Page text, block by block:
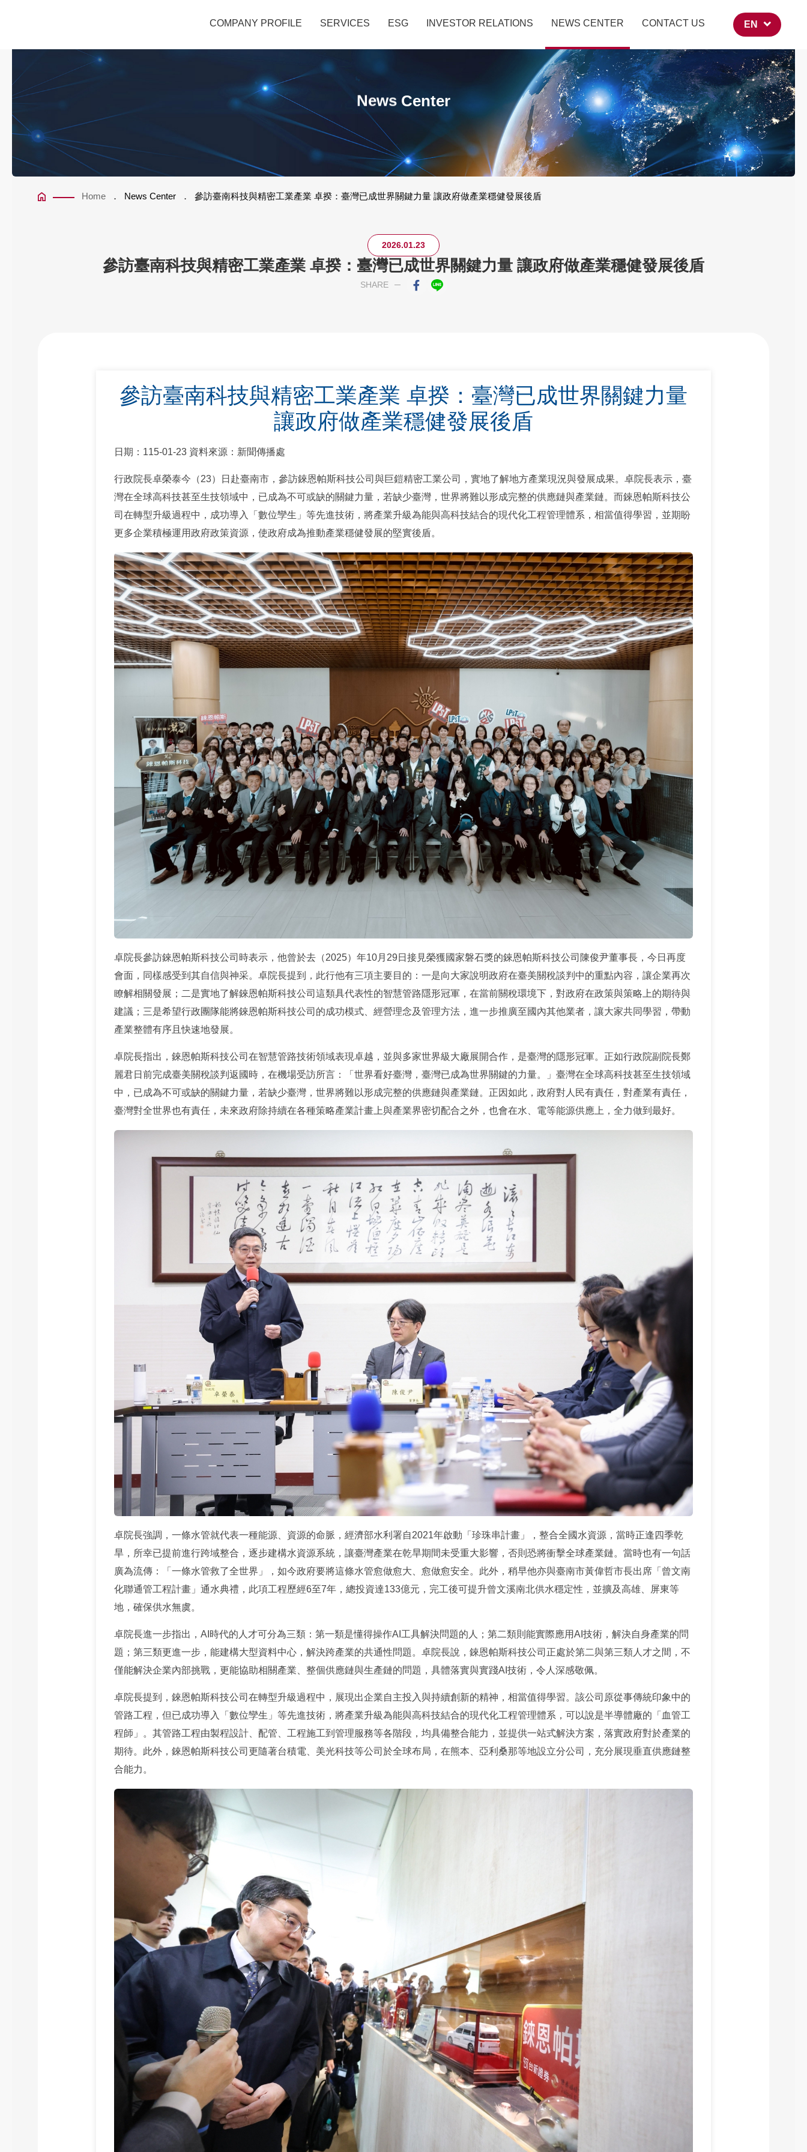
COMPANY PROFILE SERVICES ESG INVESTOR RELATIONS NEWS CENTER CONTACT US EN
參訪臺南科技與精密工業產業 卓揆：臺灣已成世界關鍵力量 讓政府做產業穩健發
News Center
Home News Center 參訪臺南科技與精密工業產業 卓揆：臺灣已成世界關鍵力量 讓政府做產業穩健發展後盾
2026.01.23
參訪臺南科技與精密工業產業 卓揆：臺灣已成世界關鍵力量 讓政府做產業穩健發展後盾
SHARE
參訪臺南科技與精密工業產業 卓揆：臺灣已成世界關鍵力量
讓政府做產業穩健發展後盾
日期：115-01-23 資料來源：新聞傳播處
行政院長卓榮泰今（23）日赴臺南市，參訪錸恩帕斯科技公司與巨鎧精密工業公司，實地了解地方產業現況與發展成果。卓院長表示，臺
灣在全球高科技甚至生技領域中，已成為不可或缺的關鍵力量，若缺少臺灣，世界將難以形成完整的供應鏈與產業鏈。而錸恩帕斯科技公
司在轉型升級過程中，成功導入「數位孿生」等先進技術，將產業升級為能與高科技結合的現代化工程管理體系，相當值得學習，並期盼
更多企業積極運用政府政策資源，使政府成為推動產業穩健發展的堅實後盾。
卓院長參訪錸恩帕斯科技公司時表示，他曾於去（2025）年10月29日接見榮獲國家磐石獎的錸恩帕斯科技公司陳俊尹董事長，今日再度
會面，同樣感受到其自信與神采。卓院長提到，此行他有三項主要目的：一是向大家說明政府在臺美關稅談判中的重點內容，讓企業再次
瞭解相關發展；二是實地了解錸恩帕斯科技公司這類具代表性的智慧管路隱形冠軍，在當前關稅環境下，對政府在政策與策略上的期待與
建議；三是希望行政團隊能將錸恩帕斯科技公司的成功模式、經營理念及管理方法，進一步推廣至國內其他業者，讓大家共同學習，帶動
產業整體有序且快速地發展。
卓院長指出，錸恩帕斯科技公司在智慧管路技術領域表現卓越，並與多家世界級大廠展開合作，是臺灣的隱形冠軍。正如行政院副院長鄭
麗君日前完成臺美關稅談判返國時，在機場受訪所言：「世界看好臺灣，臺灣已成為世界關鍵的力量。」臺灣在全球高科技甚至生技領域
中，已成為不可或缺的關鍵力量，若缺少臺灣，世界將難以形成完整的供應鏈與產業鏈。正因如此，政府對人民有責任，對產業有責任，
臺灣對全世界也有責任，未來政府除持續在各種策略產業計畫上與產業界密切配合之外，也會在水、電等能源供應上，全力做到最好。
卓院長強調，一條水管就代表一種能源、資源的命脈，經濟部水利署自2021年啟動「珍珠串計畫」，整合全國水資源，當時正逢四季乾
旱，所幸已提前進行跨域整合，逐步建構水資源系統，讓臺灣產業在乾旱期間未受重大影響，否則恐將衝擊全球產業鏈。當時也有一句話
廣為流傳：「一條水管救了全世界」，如今政府要將這條水管愈做愈大、愈做愈安全。此外，稍早他亦與臺南市黃偉哲市長出席「曾文南
化聯通管工程計畫」通水典禮，此項工程歷經6至7年，總投資達133億元，完工後可提升曾文溪南北供水穩定性，並擴及高雄、屏東等
地，確保供水無虞。
卓院長進一步指出，AI時代的人才可分為三類：第一類是懂得操作AI工具解決問題的人；第二類則能實際應用AI技術，解決自身產業的問
題；第三類更進一步，能建構大型資料中心，解決跨產業的共通性問題。卓院長說，錸恩帕斯科技公司正處於第二與第三類人才之間，不
僅能解決企業內部挑戰，更能協助相關產業、整個供應鏈與生產鏈的問題，具體落實與實踐AI技術，令人深感敬佩。
卓院長提到，錸恩帕斯科技公司在轉型升級過程中，展現出企業自主投入與持續創新的精神，相當值得學習。該公司原從事傳統印象中的
管路工程，但已成功導入「數位孿生」等先進技術，將產業升級為能與高科技結合的現代化工程管理體系，可以說是半導體廠的「血管工
程師」。其管路工程由製程設計、配管、工程施工到管理服務等各階段，均具備整合能力，並提供一站式解決方案，落實政府對於產業的
期待。此外，錸恩帕斯科技公司更隨著台積電、美光科技等公司於全球布局，在熊本、亞利桑那等地設立分公司，充分展現垂直供應鏈整
合能力。